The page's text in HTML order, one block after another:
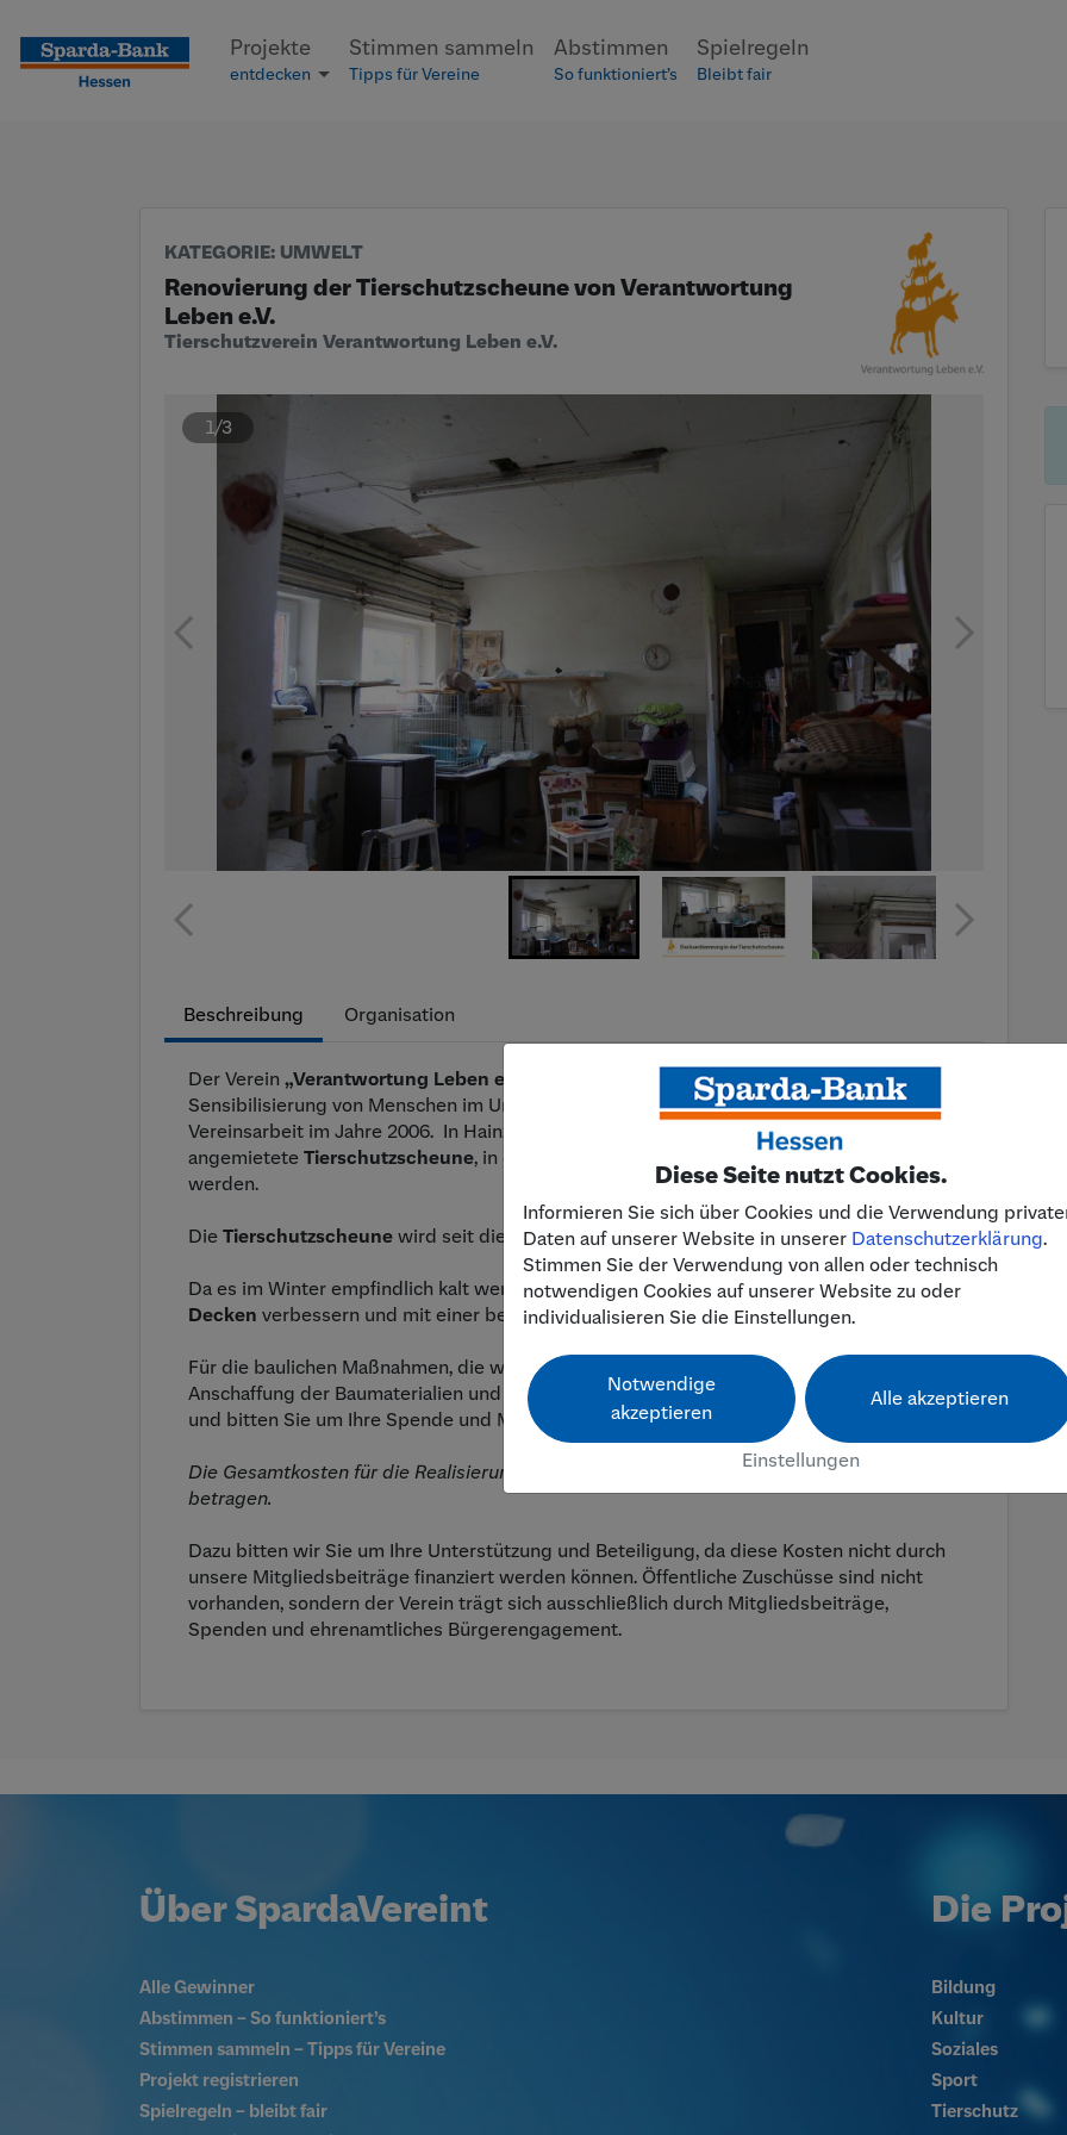
Seite
Diese Seite nutzt Cookies.
Informieren Sie sich über Cookies und die Verwendung
Daten auf unserer Website in unserer Datenschutzerklärung.
Stimmen Sie der Verwendung von allen oder technisch
notwendigen Cookies auf unserer Website zu oder
individualisieren Sie die Einstellungen.
Notwendige
akzeptieren
Alle akzeptieren
Einstellungen
Klicken Sie, um die Navigation zu überspringen und zum Hauptteil zu gelangen
Projekte
entdecken
Stimmen sammeln
Tipps für Vereine
Abstimmen
So funktioniert’s
Spielregeln
Bleibt fair
KATEGORIE: UMWELT
Renovierung der Tierschutzscheune von Verantwortung
Leben e.V.
Tierschutzverein Verantwortung Leben e.V.
1/3
Beschreibung Organisation
Der Verein „Verantwortung Leben e. V.
- Verein zum Schutz des Tieres und der
Sensibilisierung von Menschen im Umgang mit dem Tier“ begann seine gemeinnützige
Vereinsarbeit im Jahre 2006. In Hainzell (Gemeinde Hosenfeld) unterhält der Verein eine
angemietete Tierschutzscheune, in der Tiere aufgenommen, gepflegt und vermittelt
werden.
Die Tierschutzscheune wird seit diesem Jahr ganzjährig betrieben.
Da es im Winter empfindlich kalt werden kann , möchten wir die Wärmedämmung der
Decken verbessern und mit einer besseren Isolierung versehen.
Für die baulichen Maßnahmen, die wir durch ehrenamtliche Aktivitäten durchführen und
Anschaffung der Baumaterialien und Isolierungen benötigen wir finanzielle Unterstützung
und bitten Sie um Ihre Spende und Mithilfe.
Die Gesamtkosten für die Realisierung der Wärmedämmung werden ca. 2.000 Euro
betragen.
Dazu bitten wir Sie um Ihre Unterstützung und Beteiligung, da diese Kosten nicht durch
unsere Mitgliedsbeiträge finanziert werden können. Öffentliche Zuschüsse sind nicht
vorhanden, sondern der Verein trägt sich ausschließlich durch Mitgliedsbeiträge,
Spenden und ehrenamtliches Bürgerengagement.
Über SpardaVereint
Alle Gewinner
Abstimmen – So funktioniert’s
Stimmen sammeln – Tipps für Vereine
Projekt registrieren
Spielregeln – bleibt fair
Die
Bildung
Kultur
Soziales
Sport
Tierschutz